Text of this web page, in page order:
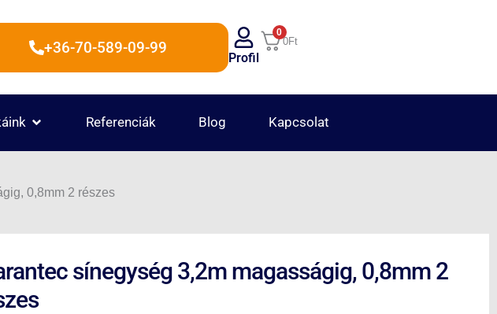
+36-70-589-09-99
Profil
0
0Ft
OPEN MÁRKÁINK
Referenciák Blog Kapcsolat
0,8mm 2 részes
sínegység 3,2m magasságig, 0,8mm 2